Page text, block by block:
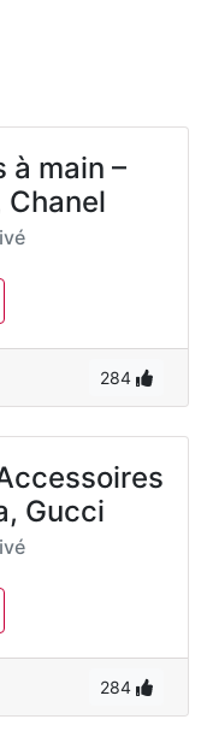
à main –
Chanel
284
Gucci
284